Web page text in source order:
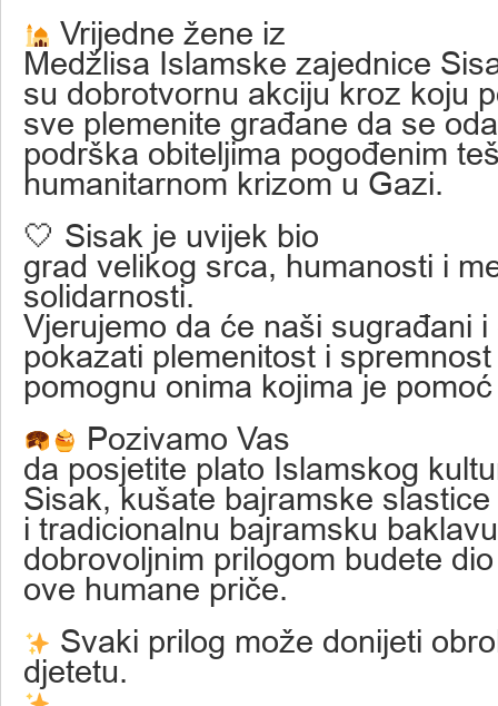
Vrijedne žene iz
Medžlisa Islamske zajednice
su dobrotvornu akciju kroz koju
sve plemenite građane da se
podrška obiteljima pogođenim
humanitarnom krizom u Gazi.
🤍 Sisak je uvijek bio
grad velikog srca, humanosti i
solidarnosti.
Vjerujemo da će naši sugrađani
pokazati plemenitost i
pomognu onima kojima je
Pozivamo Vas
da posjetite plato Islamskog
Sisak, kušate bajramske slastice
i tradicionalnu bajramsku
dobrovoljnim prilogom budete dio
ove humane priče.
Svaki prilog može donijeti
djetetu.